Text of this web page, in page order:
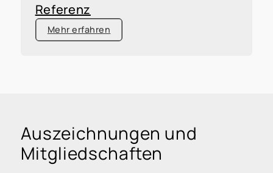
Referenz
Mehr erfahren
Auszeichnungen und
Mitgliedschaften